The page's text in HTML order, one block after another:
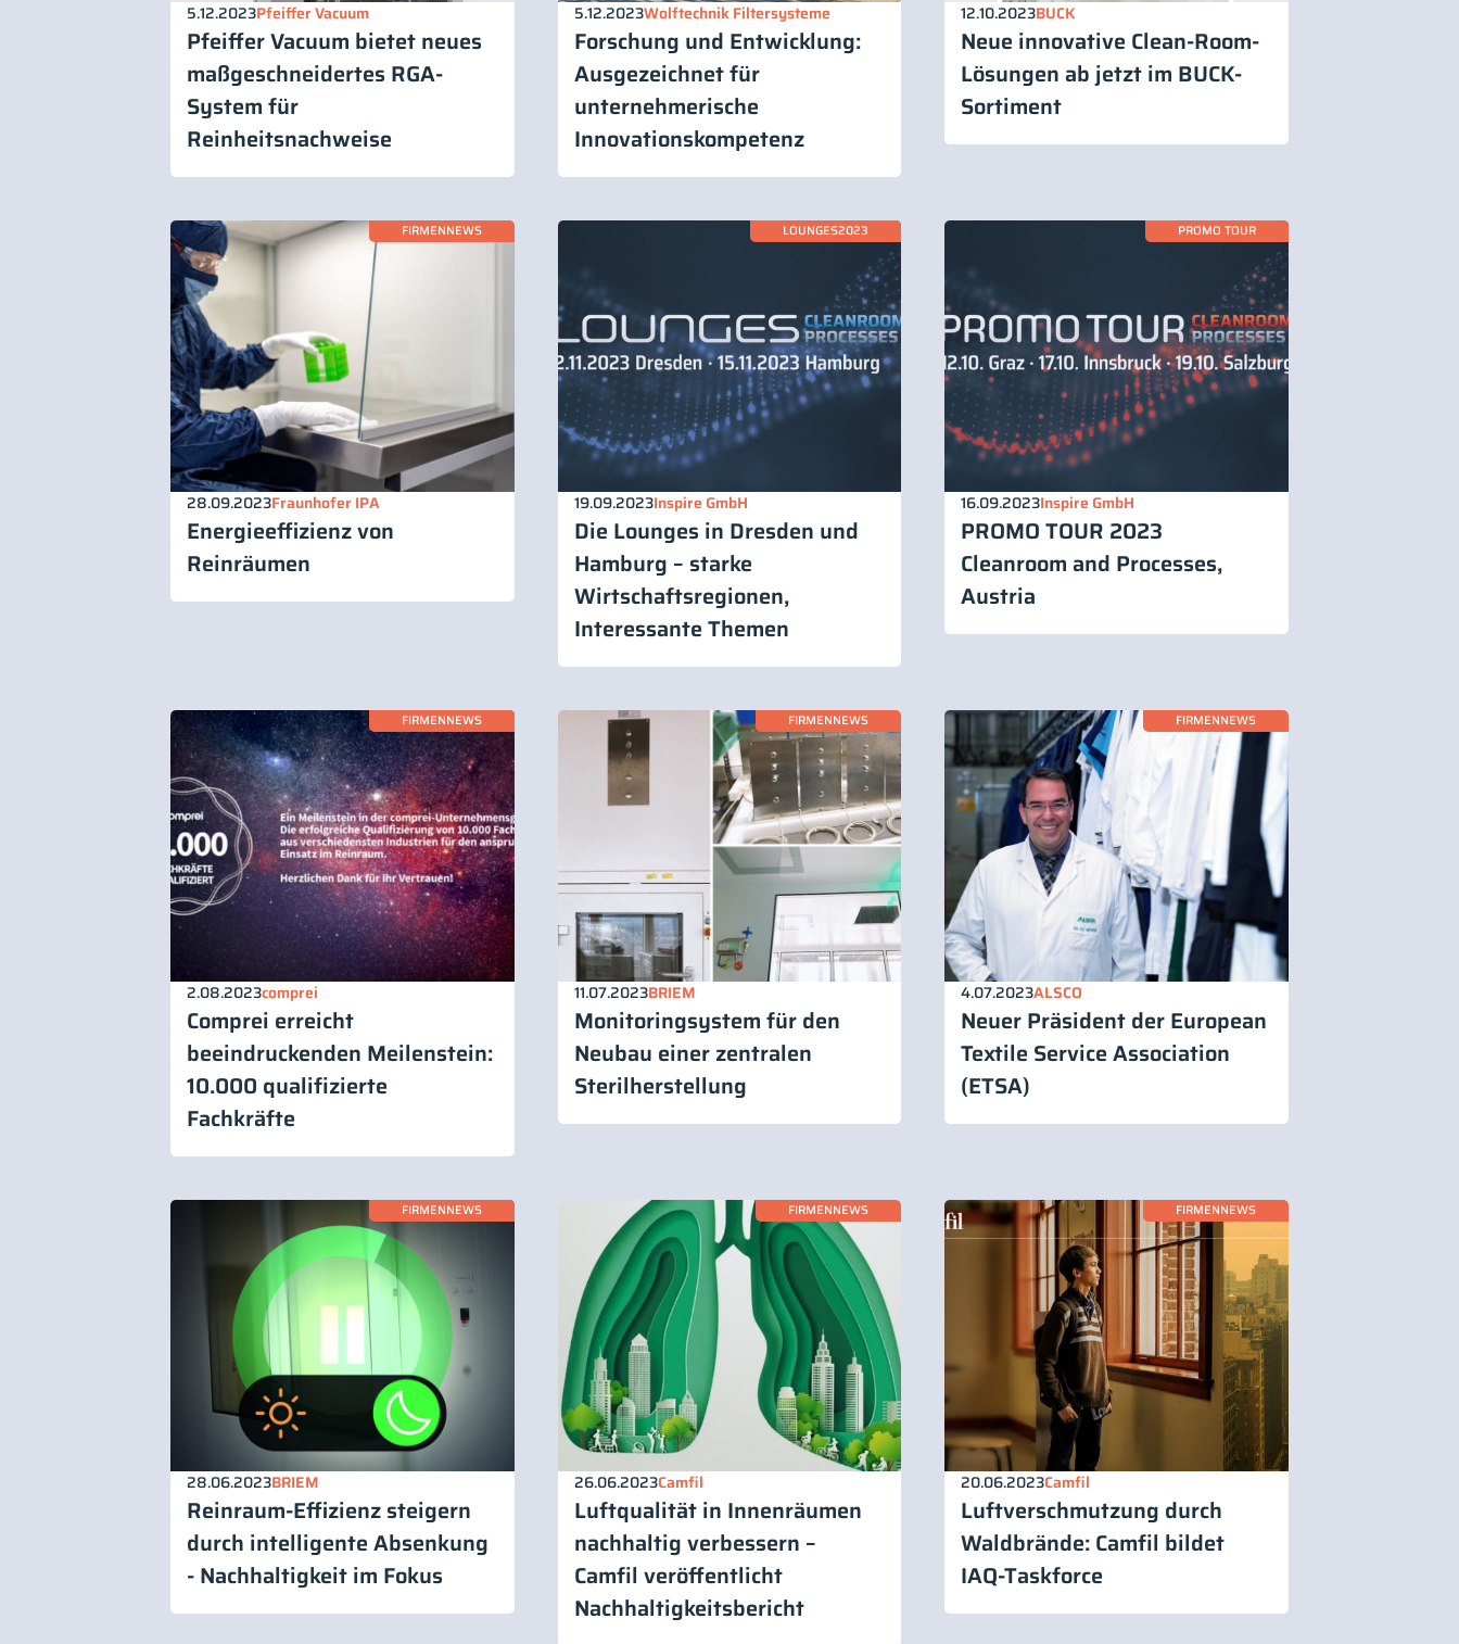
5.12.2023Pfeiffer Vacuum
Pfeiffer Vacuum bietet neues
maßgeschneidertes RGA-
System für
Reinheitsnachweise
5.12.2023Wolftechnik Filtersysteme
Forschung und Entwicklung:
Ausgezeichnet für
unternehmerische
Innovationskompetenz
12.10.2023BUCK
Neue innovative Clean-Room-
Lösungen ab jetzt im BUCK-
Sortiment
FIRMENNEWS
28.09.2023Fraunhofer IPA
Energieeffizienz von
Reinräumen
LOUNGES2023
19.09.2023Inspire GmbH
Die Lounges in Dresden und
Hamburg – starke
Wirtschaftsregionen,
Interessante Themen
PROMO TOUR
16.09.2023Inspire GmbH
PROMO TOUR 2023
Cleanroom and Processes,
Austria
FIRMENNEWS
2.08.2023comprei
Comprei erreicht
beeindruckenden Meilenstein:
10.000 qualifizierte
Fachkräfte
FIRMENNEWS
11.07.2023BRIEM
Monitoringsystem für den
Neubau einer zentralen
Sterilherstellung
FIRMENNEWS
4.07.2023ALSCO
Neuer Präsident der European
Textile Service Association
(ETSA)
FIRMENNEWS
28.06.2023BRIEM
Reinraum-Effizienz steigern
durch intelligente Absenkung
- Nachhaltigkeit im Fokus
FIRMENNEWS
26.06.2023Camfil
Luftqualität in Innenräumen
nachhaltig verbessern –
Camfil veröffentlicht
Nachhaltigkeitsbericht
FIRMENNEWS
20.06.2023Camfil
Luftverschmutzung durch
Waldbrände: Camfil bildet
IAQ-Taskforce